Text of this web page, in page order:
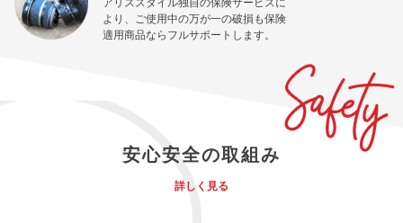
より、ご使用中の万が一の破損も保険
適用商品ならフルサポートします。
安心安全の取組み
詳しく見る